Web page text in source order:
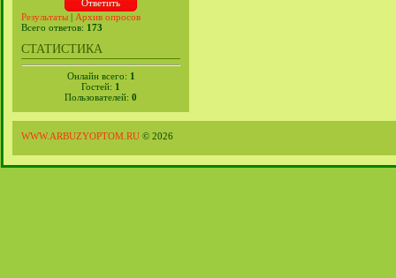
Результаты | Архив опросов
Всего ответов: 173
СТАТИСТИКА
Онлайн всего: 1
Гостей: 1
Пользователей: 0
WWW.ARBUZYOPTOM.RU © 2026